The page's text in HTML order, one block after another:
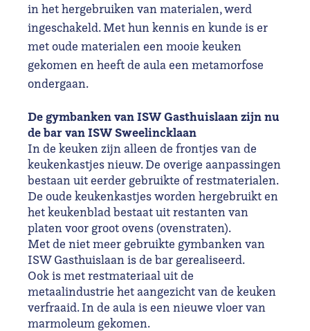
in het hergebruiken van materialen, werd
ingeschakeld. Met hun kennis en kunde is er
met oude materialen een mooie keuken
gekomen en heeft de aula een metamorfose
ondergaan.
De gymbanken van ISW Gasthuislaan zijn nu
de bar van ISW Sweelincklaan
In de keuken zijn alleen de frontjes van de
keukenkastjes nieuw. De overige aanpassingen
bestaan uit eerder gebruikte of restmaterialen.
De oude keukenkastjes worden hergebruikt en
het keukenblad bestaat uit restanten van
platen voor groot ovens (ovenstraten).
Met de niet meer gebruikte gymbanken van
ISW Gasthuislaan is de bar gerealiseerd.
Ook is met restmateriaal uit de
metaalindustrie het aangezicht van de keuken
verfraaid. In de aula is een nieuwe vloer van
marmoleum gekomen.